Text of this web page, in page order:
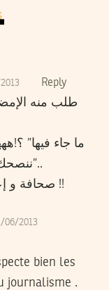
Reply
ننصحك عاود أقرى “التعبير الكتابي”..
صحافة و إعلام و بلاد كاملة عالحيييييط !!
06/2013
bien les
journalisme .